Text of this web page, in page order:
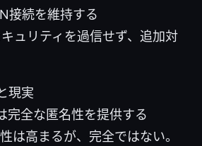
接続を維持する
ュリティを過信せず、追加対
現実
完全な匿名性を提供する
は高まるが、完全ではない。